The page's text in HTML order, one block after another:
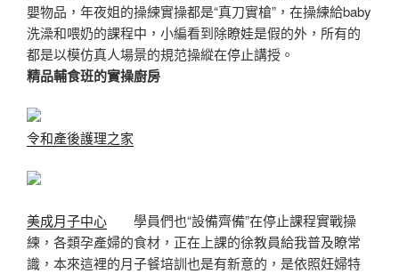
嬰物品，年夜姐的操練實操都是“真刀實槍”，在操練給baby
洗澡和喂奶的課程中，小編看到除瞭娃是假的外，所有的
都是以模仿真人場景的規范操縱在停止講授。
精品輔食班的實操廚房
令和產後護理之家
美成月子中心 學員們也“設備齊備”在停止課程實戰操
練，各類孕產婦的食材，正在上課的徐教員給我普及瞭常
識，本來這裡的月子餐培訓也是有新意的，是依照妊婦特